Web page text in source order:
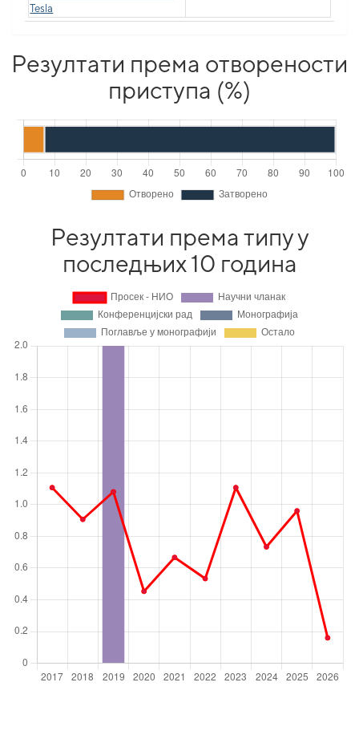
Tesla
Резултати према отворености
приступа (%)
Резултати према типу у
последњих 10 година